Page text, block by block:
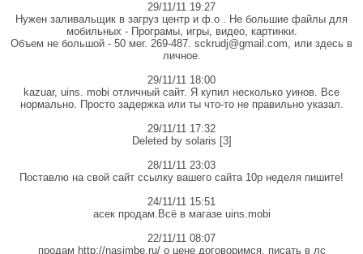
29/11/11 19:27
Нужен заливальщик в загруз центр и ф.о . Не большие файлы для
мобильных - Програмы, игры, видео, картинки.
Объем не большой - 50 мег. 269-487. sckrudj@gmail.com, или здесь в
личное.
29/11/11 18:00
kazuar, uins. mobi отличный сайт. Я купил несколько уинов. Все
нормально. Просто задержка или ты что-то не правильно указал.
29/11/11 17:32
Deleted by solaris [3]
28/11/11 23:03
Поставлю на свой сайт ссылку вашего сайта 10p неделя пишите!
24/11/11 15:51
асек продам.Всё в магазе uins.mobi
22/11/11 08:07
продам http://nasimbe.ru/ о цене договоримся. писать в лс